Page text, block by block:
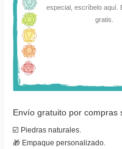
Envío gratuito por compras
☑️ Piedras naturales.
🎁 Empaque personalizado.